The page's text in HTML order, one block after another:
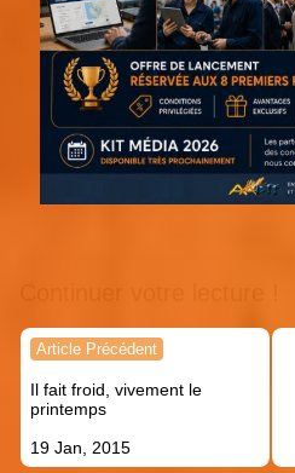
Navigation
l’article
Article Précédent
Il fait froid, vivement le
printemps
19 Jan, 2015